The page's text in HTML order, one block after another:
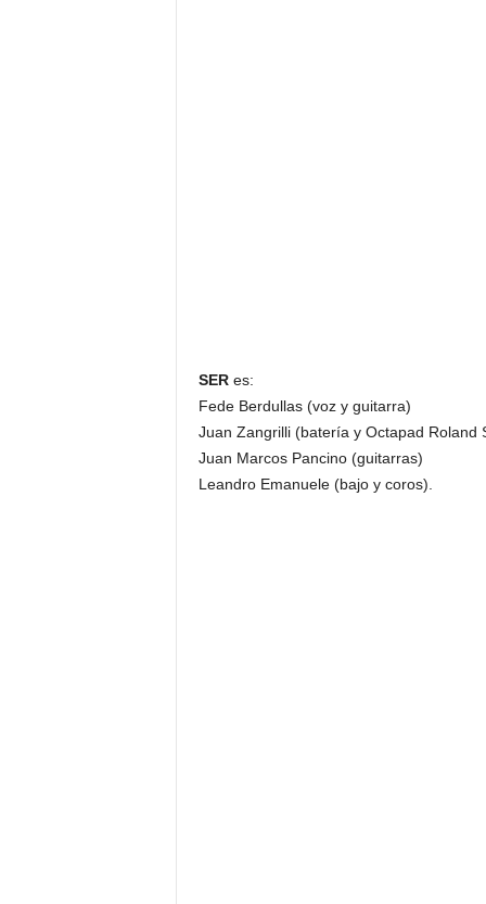
SERes:
Fede Berdullas (voz y guitarra)
Juan Zangrilli (batería y Octapad Roland
Juan Marcos Pancino (guitarras)
Leandro Emanuele (bajo y coros).